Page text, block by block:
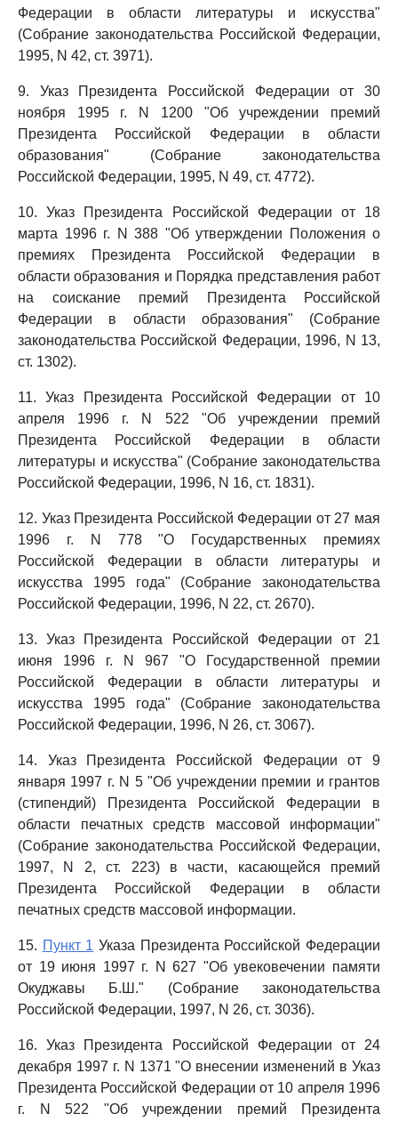
Федерации в области литературы и искусства"
(Собрание законодательства Российской Федерации,
1995, N 42, ст. 3971).
9. Указ Президента Российской Федерации от 30
ноября 1995 г. N 1200 "Об учреждении премий
Президента Российской Федерации в области
образования" (Собрание законодательства
Российской Федерации, 1995, N 49, ст. 4772).
10. Указ Президента Российской Федерации от 18
марта 1996 г. N 388 "Об утверждении Положения о
премиях Президента Российской Федерации в
области образования и Порядка представления работ
на соискание премий Президента Российской
Федерации в области образования" (Собрание
законодательства Российской Федерации, 1996, N 13,
ст. 1302).
11. Указ Президента Российской Федерации от 10
апреля 1996 г. N 522 "Об учреждении премий
Президента Российской Федерации в области
литературы и искусства" (Собрание законодательства
Российской Федерации, 1996, N 16, ст. 1831).
12. Указ Президента Российской Федерации от 27 мая
1996 г. N 778 "О Государственных премиях
Российской Федерации в области литературы и
искусства 1995 года" (Собрание законодательства
Российской Федерации, 1996, N 22, ст. 2670).
13. Указ Президента Российской Федерации от 21
июня 1996 г. N 967 "О Государственной премии
Российской Федерации в области литературы и
искусства 1995 года" (Собрание законодательства
Российской Федерации, 1996, N 26, ст. 3067).
14. Указ Президента Российской Федерации от 9
января 1997 г. N 5 "Об учреждении премии и грантов
(стипендий) Президента Российской Федерации в
области печатных средств массовой информации"
(Собрание законодательства Российской Федерации,
1997, N 2, ст. 223) в части, касающейся премий
Президента Российской Федерации в области
печатных средств массовой информации.
15. Пункт 1 Указа Президента Российской Федерации
от 19 июня 1997 г. N 627 "Об увековечении памяти
Окуджавы Б.Ш." (Собрание законодательства
Российской Федерации, 1997, N 26, ст. 3036).
16. Указ Президента Российской Федерации от 24
декабря 1997 г. N 1371 "О внесении изменений в Указ
Президента Российской Федерации от 10 апреля 1996
г. N 522 "Об учреждении премий Президента